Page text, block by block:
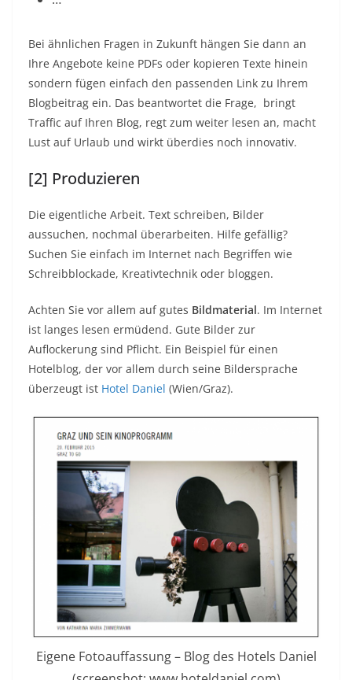
Bei ähnlichen Fragen in Zukunft hängen Sie dann an
Ihre Angebote keine PDFs oder kopieren Texte hinein
sondern fügen einfach den passenden Link zu Ihrem
Blogbeitrag ein. Das beantwortet die Frage, bringt
Traffic auf Ihren Blog, regt zum weiter lesen an, macht
Lust auf Urlaub und wirkt überdies noch innovativ.
[2] Produzieren
Die eigentliche Arbeit. Text schreiben, Bilder
aussuchen, nochmal überarbeiten. Hilfe gefällig?
Suchen Sie einfach im Internet nach Begriffen wie
Schreibblockade, Kreativtechnik oder bloggen.
Achten Sie vor allem auf gutes Bildmaterial. Im Internet
ist langes lesen ermüdend. Gute Bilder zur
Auflockerung sind Pflicht. Ein Beispiel für einen
Hotelblog, der vor allem durch seine Bildersprache
überzeugt ist Hotel Daniel (Wien/Graz).
Eigene Fotoauffassung – Blog des Hotels Daniel